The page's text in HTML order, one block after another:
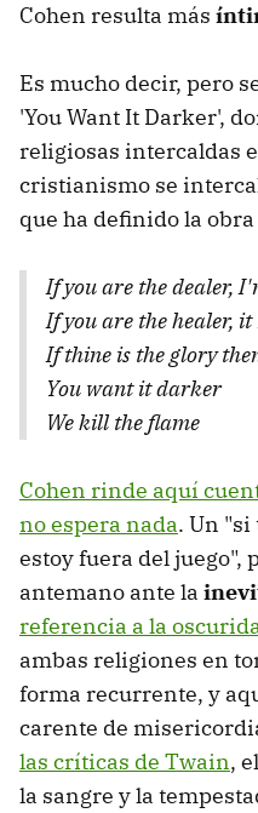
Cohen resulta más
Es mucho decir, pero
'You Want It Darker',
religiosas intercaldas
cristianismo se
que ha definido la
If you are the dealer,
If you are the healer,
If thine is the glory
You want it darker
We kill the flame
Cohen rinde aquí
no espera nada. Un "si
estoy fuera del juego",
antemano ante la
referencia a la
ambas religiones en
forma recurrente, y
carente de
las críticas de Twain,
la sangre y la